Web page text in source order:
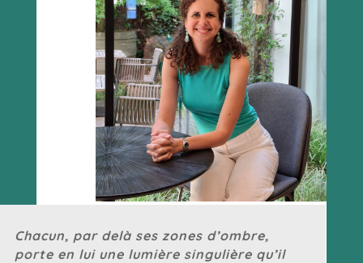
Chacun, par delà ses zones d’ombre,
porte en lui une lumière singulière qu’il